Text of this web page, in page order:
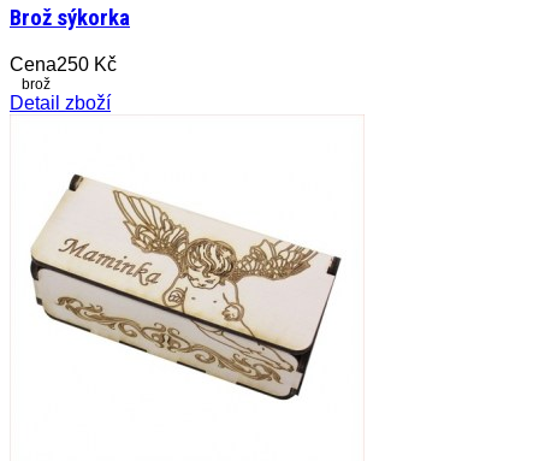
Brož sýkorka
Cena250 Kč
brož
Detail zboží